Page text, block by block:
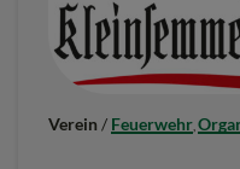
Verein / Feuerwehr